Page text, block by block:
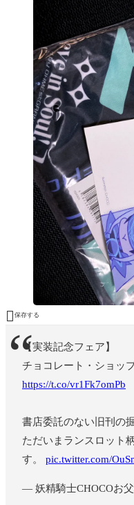
 保存する
【実装記念フェア】
チョコレート・ショッ
https://t.co/vr1Fk7omPb
書店委託のない旧刊の
ただいまランスロット
す。 pic.twitter.com/
— 妖精騎士CHOCOお